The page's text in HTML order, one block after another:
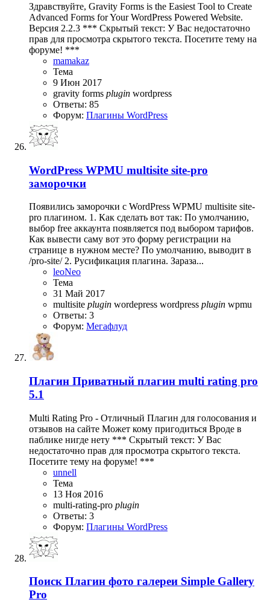
Здравствуйте, Gravity Forms is the Easiest Tool to Create
Advanced Forms for Your WordPress Powered Website.
Версия 2.2.3 *** Скрытый текст: У Вас недостаточно
прав для просмотра скрытого текста. Посетите тему на
форуме! ***
mamakaz
Тема
9 Июн 2017
gravity forms plugin wordpress
Ответы: 85
Форум: Плагины WordPress
WordPress WPMU multisite site-pro
заморочки
Появились заморочки с WordPress WPMU multisite site-
pro плагином. 1. Как сделать вот так: По умолчанию,
выбор free аккаунта появляется под выбором тарифов.
Как вывести саму вот это форму регистрации на
странице в нужном месте? По умолчанию, выводит в
/pro-site/ 2. Русификация плагина. Зараза...
leoNeo
Тема
31 Май 2017
multisite plugin wordepress wordpress plugin wpmu
Ответы: 3
Форум: Мегафлуд
Плагин Приватный плагин multi rating pro
5.1
Multi Rating Pro - Отличный Плагин для голосования и
отзывов на сайте Может кому пригодиться Вроде в
паблике нигде нету *** Скрытый текст: У Вас
недостаточно прав для просмотра скрытого текста.
Посетите тему на форуме! ***
unnell
Тема
13 Ноя 2016
multi-rating-pro plugin
Ответы: 3
Форум: Плагины WordPress
Поиск Плагин фото галереи Simple Gallery
Pro